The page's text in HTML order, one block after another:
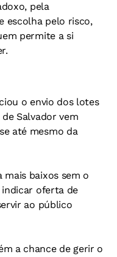
pela
escolha pelo risco,
permite a si
o envio dos lotes
Salvador vem
até mesmo da
mais baixos sem o
indicar oferta de
ao público
a chance de gerir o